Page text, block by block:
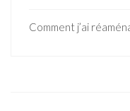
Comment j’ai